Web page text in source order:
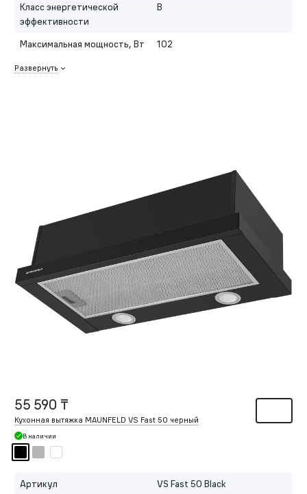
Класс энергетической
эффективности
B
Максимальная мощность, Вт 102
Развернуть
55 590 ₸
Кухонная вытяжка MAUNFELD VS Fast 50 черный
В наличии
Артикул
VS Fast 50 Black